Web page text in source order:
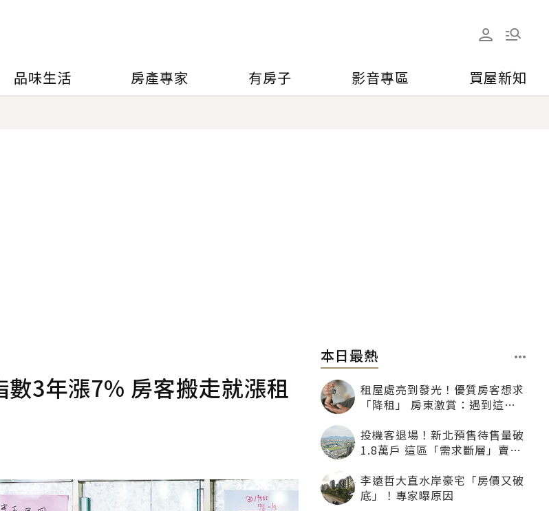
品味生活 房產專家 有房子 影音專區 買屋新知
3年漲7% 房客搬走就漲租
本日最熱
租屋處亮到發光！優質房客想求
「降租」 房東激賞：遇到這種
投機客退場！新北預售待售量破
1.8萬戶 這區「需求斷層」賣壓
李遠哲大直水岸豪宅「房價又破
底」！專家曝原因